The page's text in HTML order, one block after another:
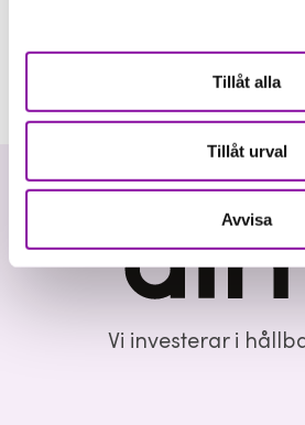
Tillåt alla
Tillåt urval
Avvisa
Vi investerar i